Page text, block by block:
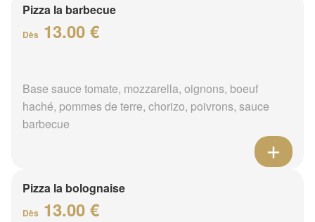
Pizza la barbecue
Dès 13.00 €
Base sauce tomate, mozzarella, oignons, boeuf
haché, pommes de terre, chorizo, poivrons, sauce
barbecue
Pizza la bolognaise
Dès 13.00 €